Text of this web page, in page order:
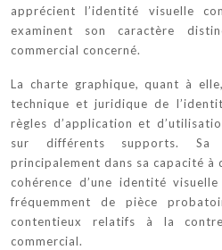
apprécient l’identité visuelle
examinent son caractère
commercial concerné.
La charte graphique, quant à
technique et juridique de
règles d’application et
sur différents supports. Sa
principalement dans sa capacité
cohérence d’une identité
fréquemment de pièce
contentieux relatifs à la
commercial.